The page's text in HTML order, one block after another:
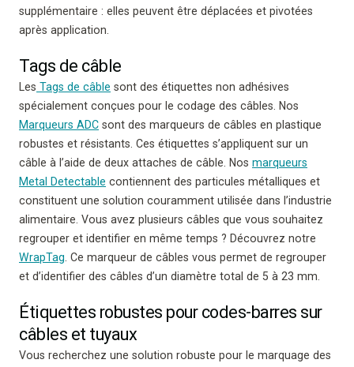
supplémentaire : elles peuvent être déplacées et pivotées
après application.
Tags de câble
Les Tags de câble sont des étiquettes non adhésives
spécialement conçues pour le codage des câbles. Nos
Marqueurs ADC sont des marqueurs de câbles en plastique
robustes et résistants. Ces étiquettes s’appliquent sur un
câble à l’aide de deux attaches de câble. Nos marqueurs
Metal Detectable contiennent des particules métalliques et
constituent une solution couramment utilisée dans l’industrie
alimentaire. Vous avez plusieurs câbles que vous souhaitez
regrouper et identifier en même temps ? Découvrez notre
WrapTag . Ce marqueur de câbles vous permet de regrouper
et d’identifier des câbles d’un diamètre total de 5 à 23 mm.
Étiquettes robustes pour codes-barres sur
câbles et tuyaux
Vous recherchez une solution robuste pour le marquage des